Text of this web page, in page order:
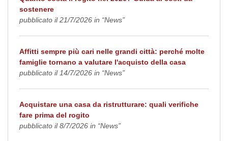
sostenere
pubblicato il 21/7/2026 in “News”
Affitti sempre più cari nelle grandi città: perché molte
famiglie tornano a valutare l'acquisto della casa
pubblicato il 14/7/2026 in “News”
Acquistare una casa da ristrutturare: quali verifiche
fare prima del rogito
pubblicato il 8/7/2026 in “News”